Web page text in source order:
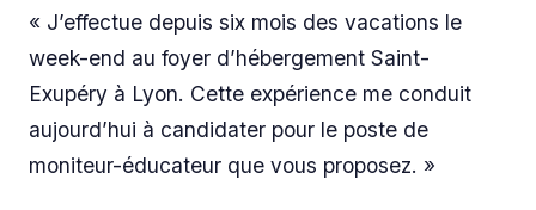
« J’effectue depuis six mois des vacations le
week-end au foyer d’hébergement Saint-
Exupéry à Lyon. Cette expérience me conduit
aujourd’hui à candidater pour le poste de
moniteur-éducateur que vous proposez. »